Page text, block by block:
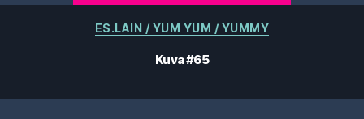
Kategoriat
ES.LAIN / YUM YUM / YUMMY
Kuva #65